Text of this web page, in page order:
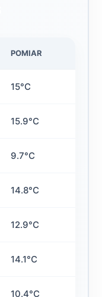
POMIAR
15°C
15.9°C
9.7°C
14.8°C
12.9°C
14.1°C
10.4°C